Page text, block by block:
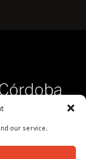
our service.
de Córdoba